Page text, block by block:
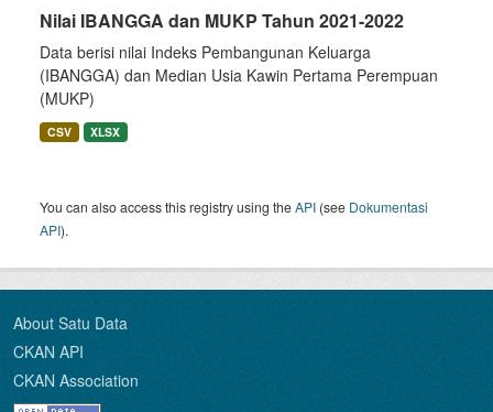
Nilai IBANGGA dan MUKP Tahun 2021-2022
Data berisi nilai Indeks Pembangunan Keluarga
(IBANGGA) dan Median Usia Kawin Pertama Perempuan
(MUKP)
CSV XLSX
You can also access this registry using theAPI (see Dokumentasi
API).
About Satu Data
CKAN API
CKAN Association